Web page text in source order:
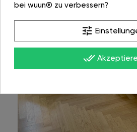
bei wuun® zu verbessern?
tune
done_all